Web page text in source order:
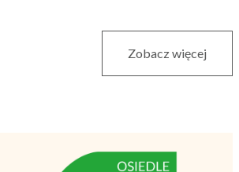
Zobacz więcej